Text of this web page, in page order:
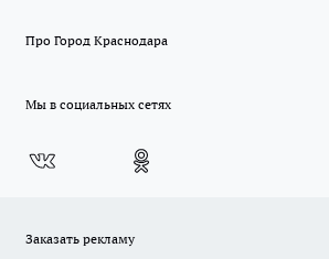
Про Город Краснодара
Мы в социальных сетях
Заказать рекламу